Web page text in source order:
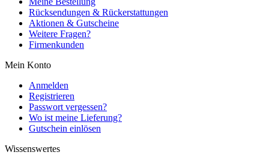
Rücksendungen & Rückerstattungen
Aktionen & Gutscheine
Weitere Fragen?
Firmenkunden
Mein Konto
Anmelden
Registrieren
Passwort vergessen?
Wo ist meine Lieferung?
Gutschein einlösen
Wissenswertes